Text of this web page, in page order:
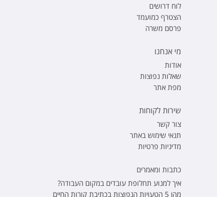
לוח דרושים
הצטרף כמועמד
פרסם משרה
מי אנחנו
אודות
שאלות נפוצות
מפת אתר
שירות לקוחות
צור קשר
תנאי שימוש באתר
מדיניות פרטיות
כתבות ומאמרים
איך למנוע תחלופת עובדים במקום העבודה?
מהן 5 הטעויות הנפוצות בכתיבת קורות החיים